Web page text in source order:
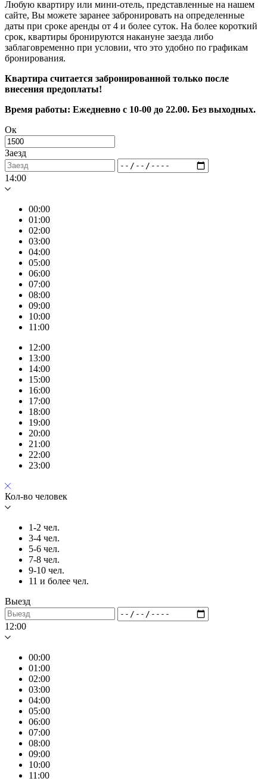
Любую квартиру или мини-отель, представленные на нашем
сайте, Вы можете заранее забронировать на определенные
даты при сроке аренды от 4 и более суток. На более короткий
срок, квартиры бронируются накануне заезда либо
заблаговременно при условии, что это удобно по графикам
бронирования.
Квартира считается забронированной только после
внесения предоплаты!
Время работы: Ежедневно с 10-00 до 22.00. Без выходных.
Ок
Заезд
14:00
00:00
01:00
02:00
03:00
04:00
05:00
06:00
07:00
08:00
09:00
10:00
11:00
12:00
13:00
14:00
15:00
16:00
17:00
18:00
19:00
20:00
21:00
22:00
23:00
Кол-во человек
1-2 чел.
3-4 чел.
5-6 чел.
7-8 чел.
9-10 чел.
11 и более чел.
Выезд
12:00
00:00
01:00
02:00
03:00
04:00
05:00
06:00
07:00
08:00
09:00
10:00
11:00